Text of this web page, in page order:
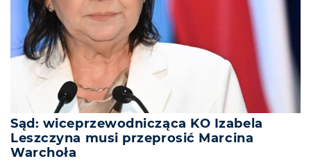
Sąd: wiceprzewodnicząca KO Izabela
Leszczyna musi przeprosić Marcina
Warchoła